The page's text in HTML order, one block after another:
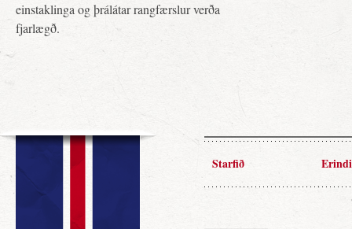
einstaklinga og þrálátar rangfærslur verða
fjarlægð.
Starfið Erindi